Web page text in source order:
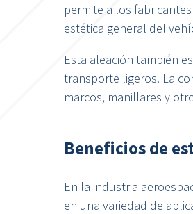
permite a los
estética general del
Esta aleación también
transporte ligeros. La
marcos, manillares y
Beneficios de
En la industria
en una variedad de